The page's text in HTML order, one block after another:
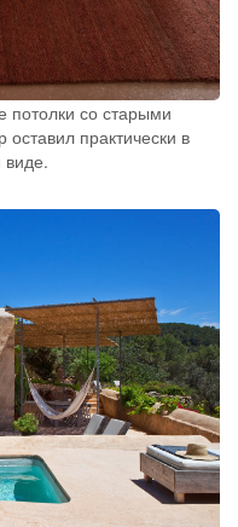
потолки со старыми
практически в
виде.